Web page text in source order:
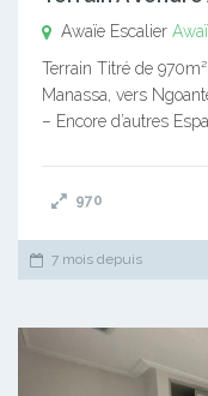
Awaïe Escalier
Terrain Titré de
Manassa, vers
– Encore d’autres
970
7 mois depuis